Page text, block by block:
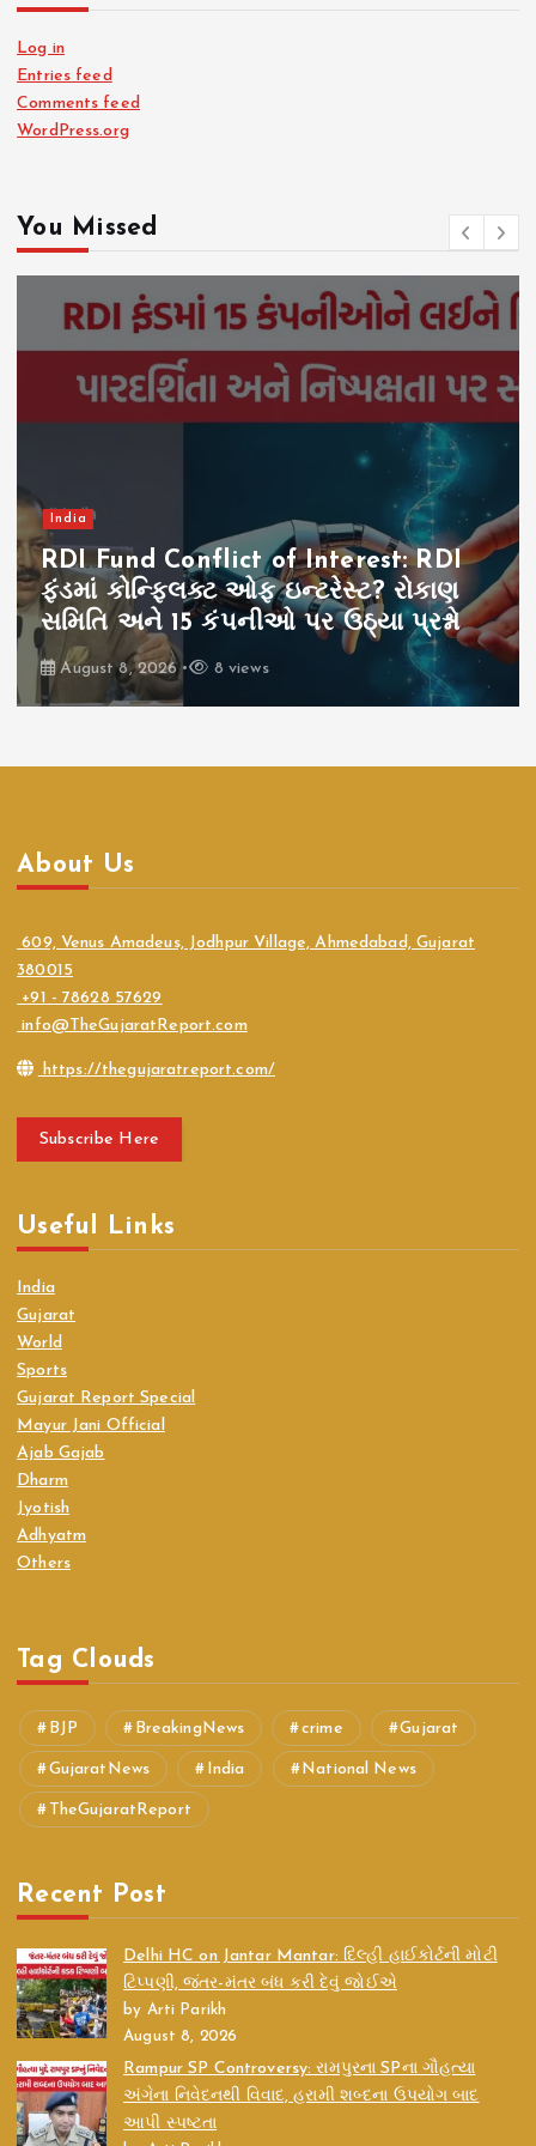
Log in
Entries feed
Comments feed
WordPress.org
You Missed
India
E20 Fuel News: E20 પેટ્રોલ અંગે નવા
દાવા, SIAMના અહેવાલથી વધ્યો વિવાદ
August 8, 2026 6 views
About Us
609, Venus Amadeus, Jodhpur Village, Ahmedabad, Gujarat
380015
+91 - 78628 57629
info@TheGujaratReport.com
https://thegujaratreport.com/
Subscribe Here
Useful Links
India
Gujarat
World
Sports
Gujarat Report Special
Mayur Jani Official
Ajab Gajab
Dharm
Jyotish
Adhyatm
Others
Tag Clouds
BJP BreakingNews crime Gujarat
GujaratNews India National News
TheGujaratReport
Recent Post
Delhi HC on Jantar Mantar: દિલ્હી હાઈકોર્ટની મોટી
ટિપ્પણી, જંતર-મંતર બંધ કરી દેવું જોઈએ
by Arti Parikh
August 8, 2026
Rampur SP Controversy: રામપુરના SPના ગૌહત્યા
અંગેના નિવેદનથી વિવાદ, હરામી શબ્દના ઉપયોગ બાદ
આપી સ્પષ્ટતા